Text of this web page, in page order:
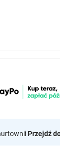
Przejdź